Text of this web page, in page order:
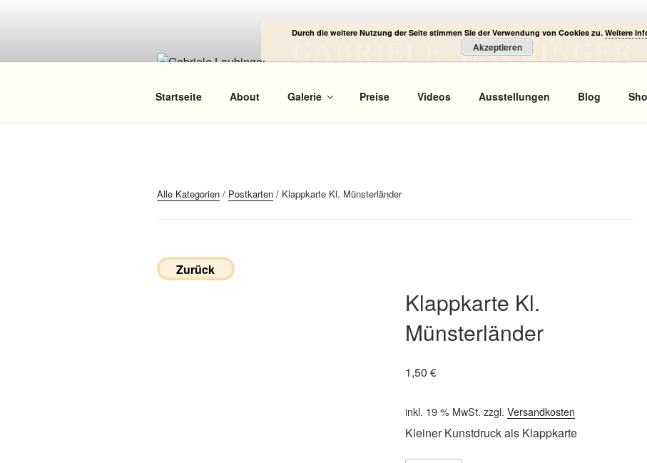
GABRIELE LAUBINGER
Startseite About Galerie Preise Videos Ausstellungen Blog
Alle Kategorien / Postkarten / Klappkarte Kl. Münsterländer
Zurück
Klappkarte Kl.
Münsterländer
1,50 €
inkl. 19 % MwSt. zzgl. Versandkosten
Kleiner Kunstdruck als Klappkarte
Durch die weitere Nutzung der Seite stimmen Sie der Verwendung von Cookies zu. Weitere
Akzeptieren